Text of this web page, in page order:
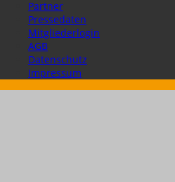
Partner
Pressedaten
Mitgliederlogin
AGB
Datenschutz
Impressum